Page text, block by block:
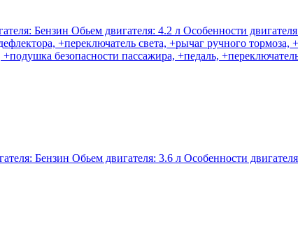
Бензин Обьем двигателя: 4.2 л Особенности
+переключатель света, +рычаг ручного тормоза,
безопасности пассажира, +педаль,
Бензин Обьем двигателя: 3.6 л Особенности